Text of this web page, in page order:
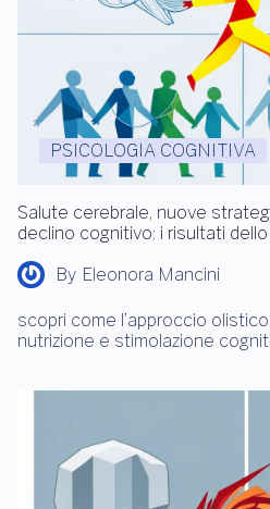
PSICOLOGIA COGNITIVA
Salute cerebrale, nuove
declino cognitivo: i risultati
By Eleonora Mancini
scopri come l’approccio
nutrizione e stimolazione